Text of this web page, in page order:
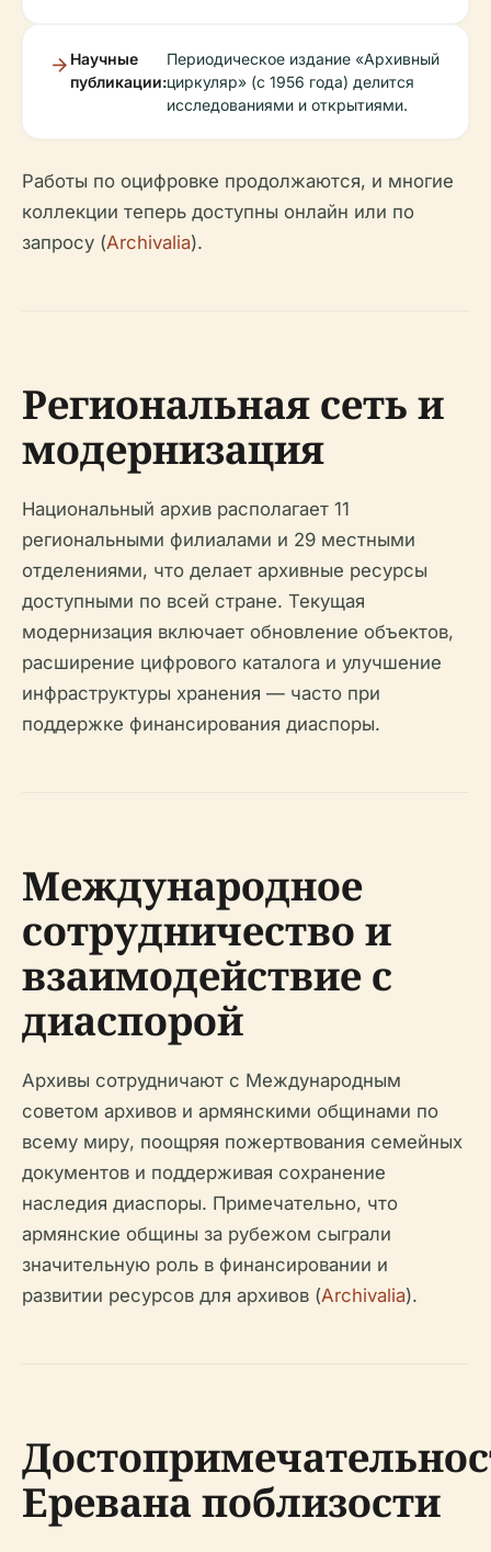
Научные
публикации:
Периодическое издание «Архивный
циркуляр» (с 1956 года) делится
исследованиями и открытиями.
Работы по оцифровке продолжаются, и многие
коллекции теперь доступны онлайн или по
запросу (Archivalia).
Региональная сеть и
модернизация
Национальный архив располагает 11
региональными филиалами и 29 местными
отделениями, что делает архивные ресурсы
доступными по всей стране. Текущая
модернизация включает обновление объектов,
расширение цифрового каталога и улучшение
инфраструктуры хранения — часто при
поддержке финансирования диаспоры.
Международное
сотрудничество и
взаимодействие с
диаспорой
Архивы сотрудничают с Международным
советом архивов и армянскими общинами по
всему миру, поощряя пожертвования семейных
документов и поддерживая сохранение
наследия диаспоры. Примечательно, что
армянские общины за рубежом сыграли
значительную роль в финансировании и
развитии ресурсов для архивов (Archivalia).
Еревана поблизости